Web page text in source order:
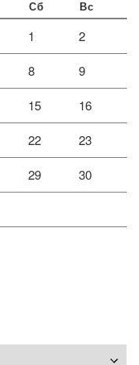
Сб Вс
1 2
8 9
15 16
22 23
29 30